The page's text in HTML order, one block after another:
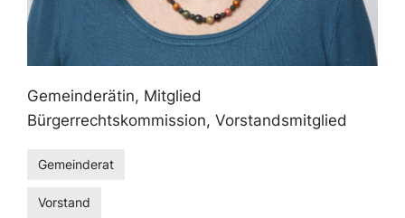
Gemeinderätin, Mitglied
Bürgerrechtskommission, Vorstandsmitglied
Gemeinderat
Vorstand